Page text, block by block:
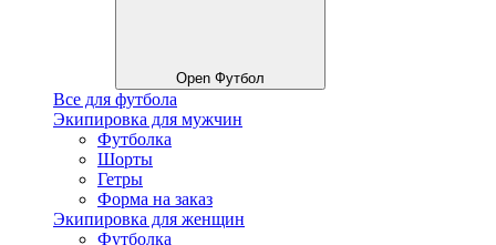
Open Футбол
Все для футбола
Экипировка для мужчин
Футболка
Шорты
Гетры
Форма на заказ
Экипировка для женщин
Футболка